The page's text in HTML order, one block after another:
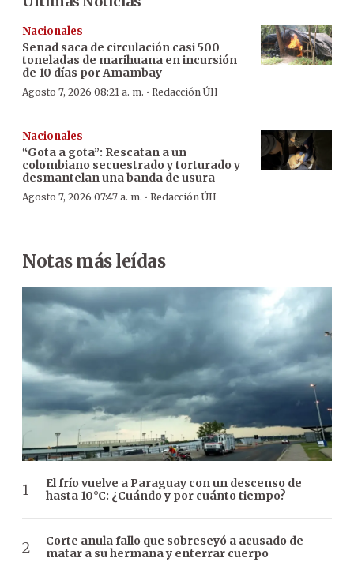
Nacionales
Senad saca de circulación casi 500
toneladas de marihuana en incursión
de 10 días por Amambay
Agosto 7, 2026 08:21 a. m. · Redacción ÚH
Nacionales
“Gota a gota”: Rescatan a un
colombiano secuestrado y torturado y
desmantelan una banda de usura
Agosto 7, 2026 07:47 a. m. · Redacción ÚH
Notas más leídas
El frío vuelve a Paraguay con un descenso de
hasta 10°C: ¿Cuándo y por cuánto tiempo?
Corte anula fallo que sobreseyó a acusado de
matar a su hermana y enterrar cuerpo